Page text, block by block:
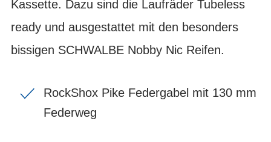
Kassette. Dazu sind die Laufräder Tubeless
ready und ausgestattet mit den besonders
bissigen SCHWALBE Nobby Nic Reifen.
RockShox Pike Federgabel mit 130 mm
Federweg